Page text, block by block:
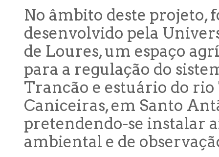
No âmbito deste projeto,
desenvolvido pela
de Loures, um espaço
para a regulação do
Trancão e estuário do rio
Caniceiras, em Santo
pretendendo-se instalar
ambiental e de